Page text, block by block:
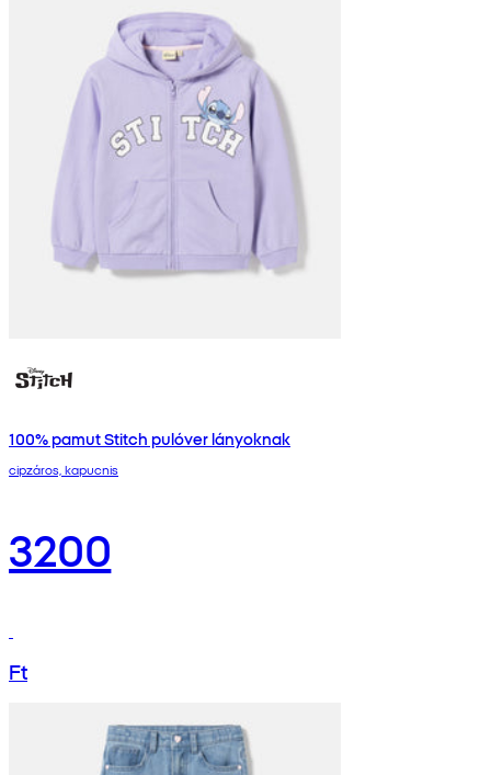
100% pamut Stitch pulóver lányoknak
cipzáros, kapucnis
3200
Ft